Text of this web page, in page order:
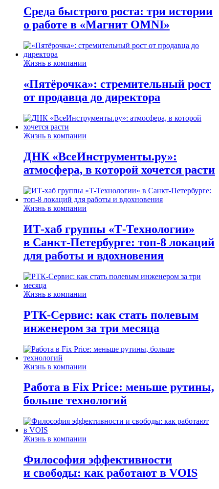
Среда быстрого роста: три истории
о работе в «Магнит OMNI»
Жизнь в компании
«Пятёрочка»: стремительный рост
от продавца до директора
Жизнь в компании
ДНК «ВсеИнструменты.ру»:
атмосфера, в которой хочется расти
Жизнь в компании
ИТ-хаб группы «Т-Технологии»
в Санкт-Петербурге: топ-8 локаций
для работы и вдохновения
Жизнь в компании
РТК-Сервис: как стать полевым
инженером за три месяца
Жизнь в компании
Работа в Fix Price: меньше рутины,
больше технологий
Жизнь в компании
Философия эффективности
и свободы: как работают в VOIS